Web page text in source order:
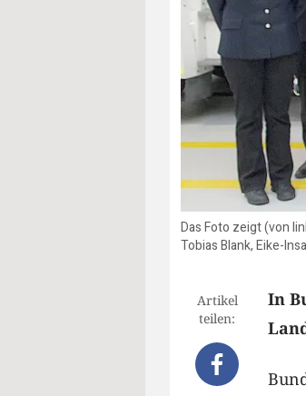
Das Foto zeigt (von
Tobias Blank, Eike-
Artikel
teilen:
In